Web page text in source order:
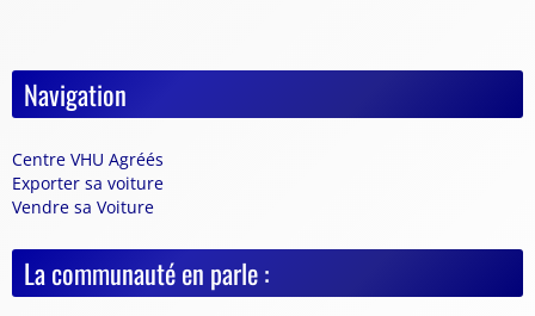
Navigation
Centre VHU Agréés
Exporter sa voiture
Vendre sa Voiture
La communauté en parle :